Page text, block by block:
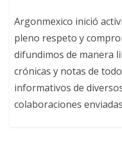
Argonmexico inició
pleno respeto y
difundimos de manera
crónicas y notas de
informativos de
colaboraciones